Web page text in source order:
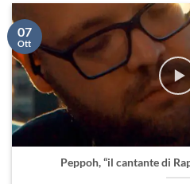
Peppoh, “il cantante di
07
Ott